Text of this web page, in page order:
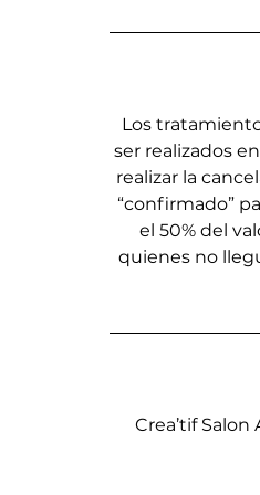
Los
ser realizados
realizar la
“confirmado”
el 50% del
quienes no
Crea’tif